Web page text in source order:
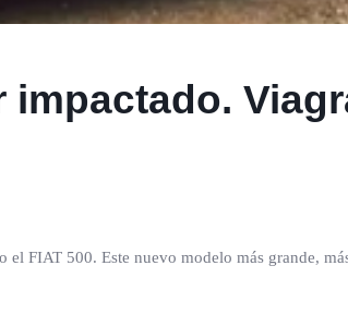
FIAT 500. Este nuevo modelo más grande,